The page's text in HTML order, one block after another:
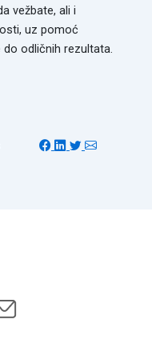
vežbate, ali i
uz pomoć
odličnih rezultata.